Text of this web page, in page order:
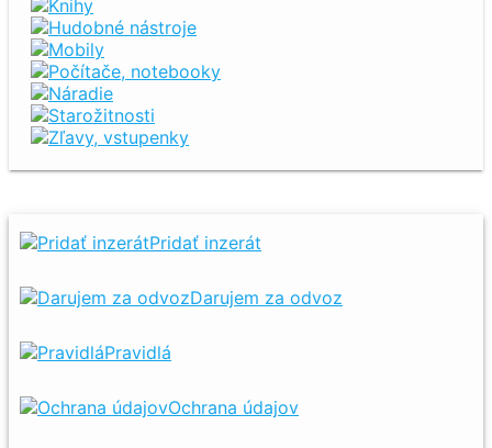
Knihy
Hudobné nástroje
Mobily
Počítače, notebooky
Náradie
Starožitnosti
Zľavy, vstupenky
Pridať inzerát
Darujem za odvoz
Pravidlá
Ochrana údajov